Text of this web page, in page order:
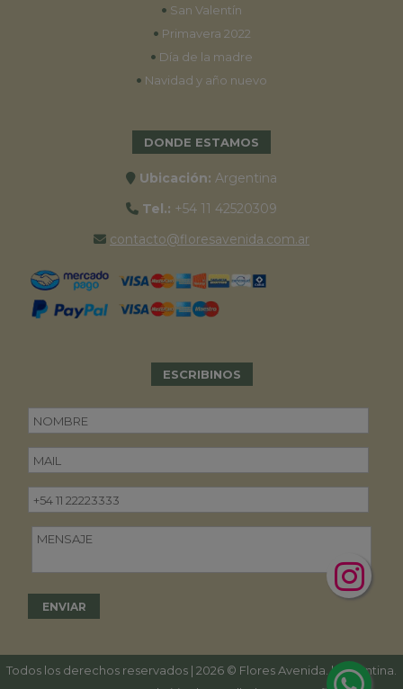
• San Valentín
• Primavera 2022
• Día de la madre
• Navidad y año nuevo
DONDE ESTAMOS
Ubicación: Argentina
Tel.: +54 11 42520309
contacto@floresavenida.com.ar
ESCRIBINOS
Todos los derechos reservados | 2026 © Flores Avenida. | Argentina.